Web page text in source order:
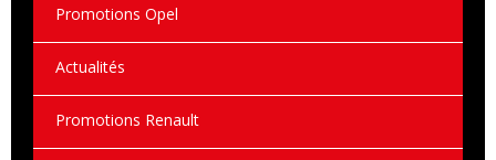
Promotions Opel
Actualités
Promotions Renault